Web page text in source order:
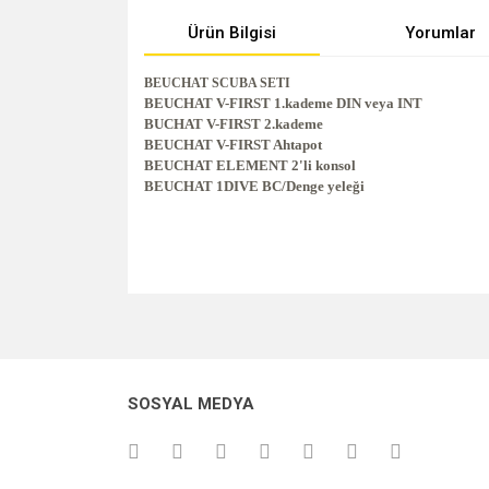
Ürün Bilgisi Yorumlar
BEUCHAT SCUBA SETI
BEUCHAT V-FIRST 1.kademe DIN veya INT
BUCHAT V-FIRST 2.kademe
BEUCHAT V-FIRST Ahtapot
BEUCHAT ELEMENT 2'li konsol
BEUCHAT 1DIVE BC/Denge yeleği
Ürün açıklamasında eksik bilgiler bulunuyor.
SOSYAL MEDYA